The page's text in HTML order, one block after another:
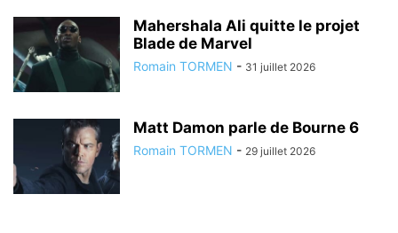
Mahershala Ali quitte le projet
Blade de Marvel
Romain TORMEN - 31 juillet 2026
Matt Damon parle de Bourne 6
Romain TORMEN - 29 juillet 2026